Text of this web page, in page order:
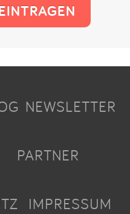
NEWSLETTER
PARTNER
IMPRESSUM